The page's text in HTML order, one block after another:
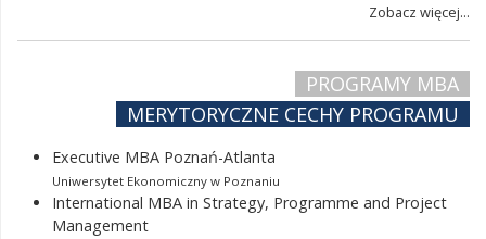
Zobacz więcej...
PROGRAMY MBA
MERYTORYCZNE CECHY PROGRAMU
Executive MBA Poznań-Atlanta
Uniwersytet Ekonomiczny w Poznaniu
International MBA in Strategy, Programme and Project
Management